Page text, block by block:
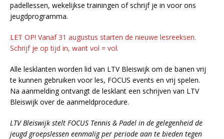
padellessen, wekelijkse trainingen of schrijf je in voor ons
jeugdprogramma.
LET OP! Vanaf 31 augustus starten de nieuwe lesreeksen.
Schrijf je op tijd in, want vol = vol.
Alle lesklanten worden lid van LTV Bleiswijk om de banen vrij
te kunnen gebruiken voor les, FOCUS events en vrij spelen.
Na aanmelding ontvangt de lesklant een schrijven van LTV
Bleiswijk over de aanmeldprocedure.
LTV Bleiswijk stelt FOCUS Tennis & Padel in de gelegenheid de
jeugd groepslessen eenmalig per periode aan te bieden tegen